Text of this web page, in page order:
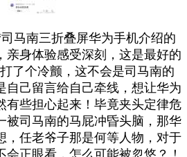
马南三折叠屏华为手机介绍的
亲身体验感受深刻，这是最好的
了个冷颤，这不会是司马南的
自己留言给自己牵线，想让华为
有些担心起来！毕竟夹头定律危
被司马南的马屁冲昏头脑，那华
任老爷子那是何等人物，对于
正眼看，怎么可能被忽悠？！